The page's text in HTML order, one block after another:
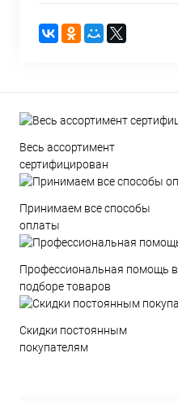
Весь ассортимент
сертифицирован
Принимаем все способы
оплаты
Профессиональная помощь в
подборе товаров
Скидки постоянным
покупателям